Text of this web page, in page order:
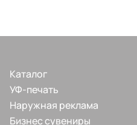
Каталог
УФ-печать
Наружная реклама
Бизнес сувениры